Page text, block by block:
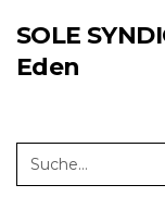
SOLE
Eden